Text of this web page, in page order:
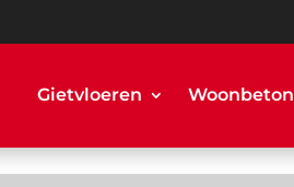
Gietvloeren Woonbeton